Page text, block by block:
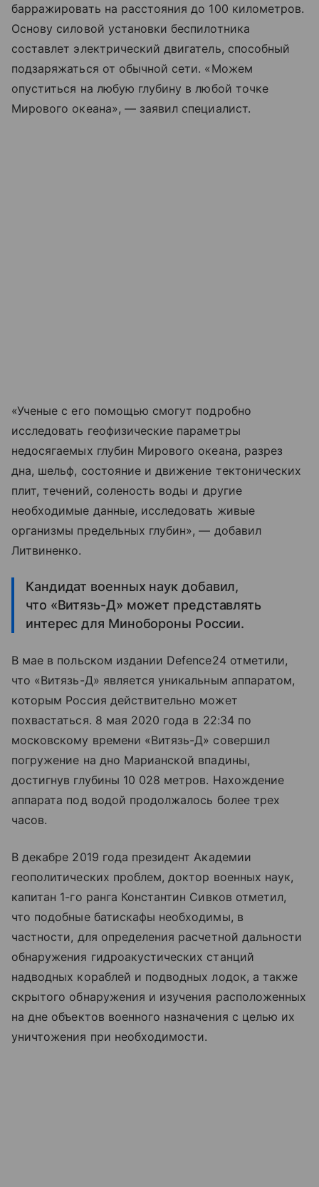
барражировать на расстояния до 100 километров.
Основу силовой установки беспилотника
составлет электрический двигатель, способный
подзаряжаться от обычной сети. «Можем
опуститься на любую глубину в любой точке
Мирового океана», — заявил специалист.
«Ученые с его помощью смогут подробно
исследовать геофизические параметры
недосягаемых глубин Мирового океана, разрез
дна, шельф, состояние и движение тектонических
плит, течений, соленость воды и другие
необходимые данные, исследовать живые
организмы предельных глубин», — добавил
Литвиненко.
Кандидат военных наук добавил,
что «Витязь-Д» может представлять
интерес для Минобороны России.
В мае в польском издании Defence24 отметили,
что «Витязь-Д» является уникальным аппаратом,
которым Россия действительно может
похвастаться. 8 мая 2020 года в 22:34 по
московскому времени «Витязь-Д» совершил
погружение на дно Марианской впадины,
достигнув глубины 10 028 метров. Нахождение
аппарата под водой продолжалось более трех
часов.
В декабре 2019 года президент Академии
геополитических проблем, доктор военных наук,
капитан 1-го ранга Константин Сивков отметил,
что подобные батискафы необходимы, в
частности, для определения расчетной дальности
обнаружения гидроакустических станций
надводных кораблей и подводных лодок, а также
скрытого обнаружения и изучения расположенных
на дне объектов военного назначения с целью их
уничтожения при необходимости.